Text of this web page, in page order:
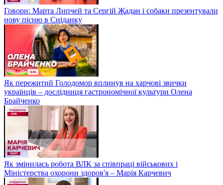
Говори: Марта Липчей та Сергій Жадан і собаки презентували
нову пісню в Сніданку
Як пережитий Голодомор вплинув на харчові звички
українців – дослідниця гастрономічної культури Олена
Брайченко
Як змінилась робота ВЛК за співпраці військових і
Міністерства охорони здоров'я – Марія Карчевич